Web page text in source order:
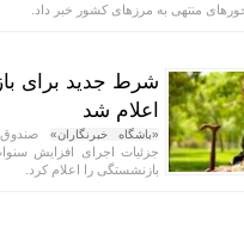
منتهی به مرز‌های کشور خبر داد.
شرط جدید برای
اعلام شد
«باشگاه خبرنگاران»
جزئیات اجرای افزایش
بازنشستگی را اعلام کرد.